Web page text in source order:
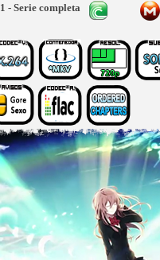
1 - Serie completa